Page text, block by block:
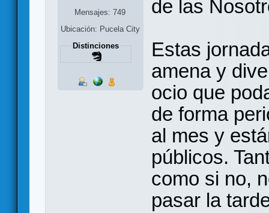
Mensajes: 749
Ubicación: Pucela City
Distinciones
de las
Estas
amena y
ocio que
de forma
al mes y
públicos.
como si no,
pasar la